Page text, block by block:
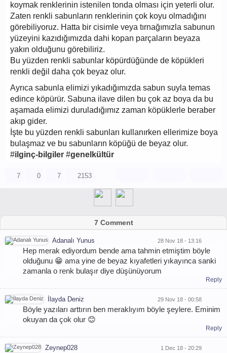
koymak renklerinin istenilen tonda olması için yeterli olur.
Zaten renkli sabunların renklerinin çok koyu olmadığını
görebiliyoruz. Hatta bir cisimle veya tırnağımızla sabunun
yüzeyini kazıdığımızda dahi kopan parçaların beyaza
yakın olduğunu görebiliriz.
Bu yüzden renkli sabunlar köpürdüğünde de köpükleri
renkli değil daha çok beyaz olur.
Ayrıca sabunla elimizi yıkadığımızda sabun suyla temas
edince köpürür. Sabuna ilave dilen bu çok az boya da bu
aşamada elimizi duruladığımız zaman köpüklerle beraber
akıp gider.
İşte bu yüzden renkli sabunları kullanırken ellerimize boya
bulaşmaz ve bu sabunların köpüğü de beyaz olur.
#ilginç-bilgiler #genelkültür
7 0 7 2153
7 Comment
Adanalı Yunus 28 Nov 18 - 13:16
Hep merak ediyordum bende ama tahmin etmiştim böyle
olduğunu 😁 ama yine de beyaz kıyafetleri yıkayınca sanki
zamanla o renk bulaşır diye düşünüyorum
Reply
İlayda Deniz 29 Nov 18 - 00:58
Böyle yazıları arttırın ben meraklıyım böyle şeylere. Eminim
okuyan da çok olur 😊
Reply
Zeynep028 1 Dec 18 - 20:29